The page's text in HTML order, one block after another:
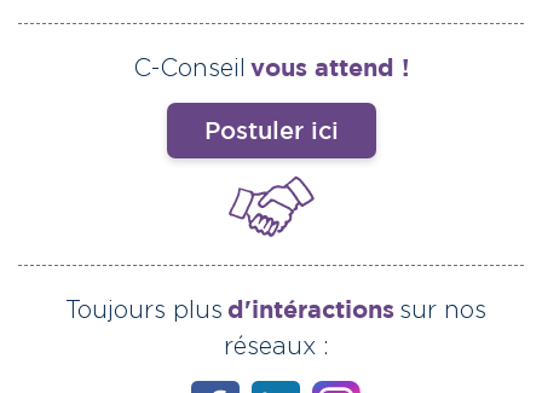
C-Conseil vous attend !
Postuler ici
Toujours plus d'intéractions sur nos
réseaux :